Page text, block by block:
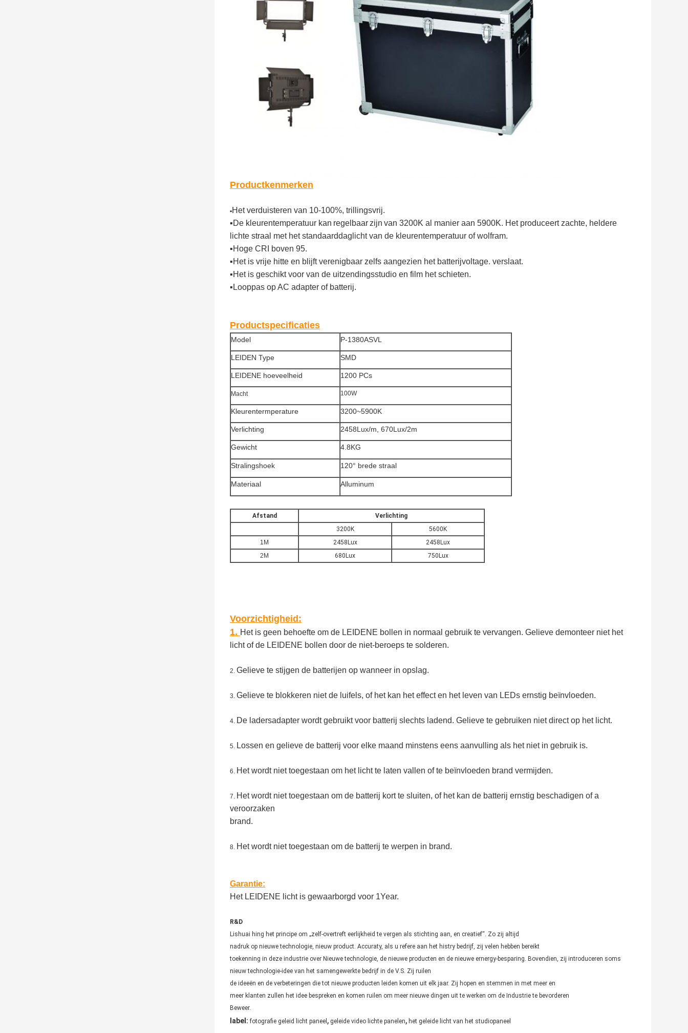
Productkenmerken
▪Het verduisteren van 10-100%, trillingsvrij.
▪De kleurentemperatuur kan regelbaar zijn van 3200K al manier aan 5900K. Het produceert zachte, heldere
lichte straal met het standaarddaglicht van de kleurentemperatuur of wolfram.
▪Hoge CRI boven 95.
▪Het is vrije hitte en blijft verenigbaar zelfs aangezien het batterijvoltage. verslaat.
▪Het is geschikt voor van de uitzendingsstudio en film het schieten.
▪Looppas op AC adapter of batterij.
Productspecificaties
Model P-1380ASVL
LEIDEN Type SMD
LEIDENE hoeveelheid 1200 PCs
Macht 100W
Kleurentermperature 3200~5900K
Verlichting 2458Lux/m, 670Lux/2m
Gewicht 4.8KG
Stralingshoek 120° brede straal
Materiaal Alluminum
Afstand
Verlichting
3200K
5600K
1M
2458Lux
2458Lux
2M
680Lux 750Lux
Voorzichtigheid:
1. Het is geen behoefte om de LEIDENE bollen in normaal gebruik te vervangen. Gelieve demonteer niet het
licht of de LEIDENE bollen door de niet-beroeps te solderen.
2. Gelieve te stijgen de batterijen op wanneer in opslag.
3. Gelieve te blokkeren niet de luifels, of het kan het effect en het leven van LEDs ernstig beïnvloeden.
4. De ladersadapter wordt gebruikt voor batterij slechts ladend. Gelieve te gebruiken niet direct op het licht.
5. Lossen en gelieve de batterij voor elke maand minstens eens aanvulling als het niet in gebruik is.
6. Het wordt niet toegestaan om het licht te laten vallen of te beïnvloeden brand vermijden.
7. Het wordt niet toegestaan om de batterij kort te sluiten, of het kan de batterij ernstig beschadigen of a
veroorzaken
brand.
8. Het wordt niet toegestaan om de batterij te werpen in brand.
Garantie:
Het LEIDENE licht is gewaarborgd voor 1Year.
R&D
Lishuai hing het principe om „zelf-overtreft eerlijkheid te vergen als stichting aan, en creatief“. Zo zij altijd
nadruk op nieuwe technologie, nieuw product. Accuraty, als u refere aan het histry bedrijf, zij velen hebben bereikt
toekenning in deze industrie over Nieuwe technologie, de nieuwe producten en de nieuwe ernergy-besparing. Bovendien, zij introduceren soms
nieuw technologie-idee van het samengewerkte bedrijf in de V.S. Zij ruilen
de ideeën en de verbeteringen die tot nieuwe producten leiden komen uit elk jaar. Zij hopen en stemmen in met meer en
meer klanten zullen het idee bespreken en komen ruilen om meer nieuwe dingen uit te werken om de Industrie te bevorderen
Beweer.
label: fotografie geleid licht paneel , geleide video lichte panelen, het geleide licht van het studiopaneel